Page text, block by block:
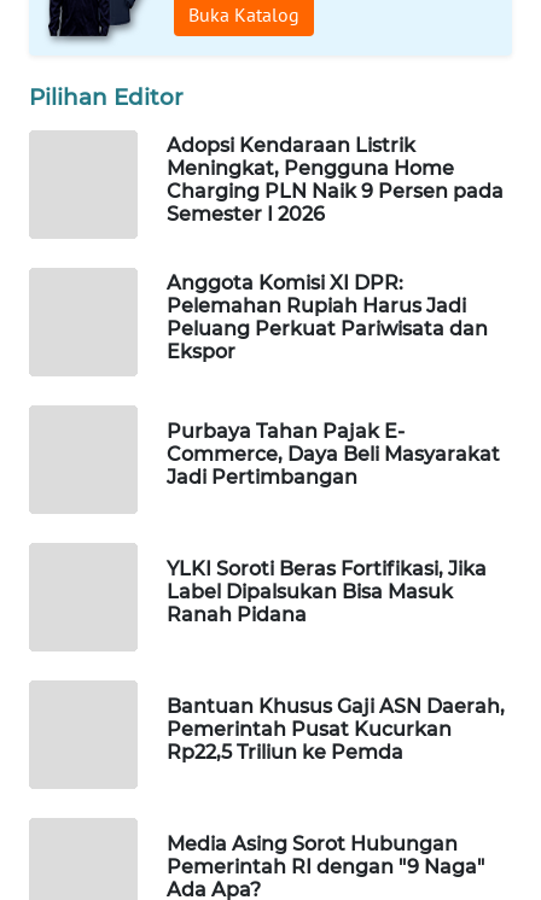
Buka Katalog
Pilihan Editor
Adopsi Kendaraan Listrik
Meningkat, Pengguna Home
Charging PLN Naik 9 Persen pada
Semester I 2026
Anggota Komisi XI DPR:
Pelemahan Rupiah Harus Jadi
Peluang Perkuat Pariwisata dan
Ekspor
Purbaya Tahan Pajak E-
Commerce, Daya Beli Masyarakat
Jadi Pertimbangan
YLKI Soroti Beras Fortifikasi, Jika
Label Dipalsukan Bisa Masuk
Ranah Pidana
Bantuan Khusus Gaji ASN Daerah,
Pemerintah Pusat Kucurkan
Rp22,5 Triliun ke Pemda
Media Asing Sorot Hubungan
Pemerintah RI dengan "9 Naga"
Ada Apa?
WAHANA
TV
CO ID
WAHANA
PERSONA